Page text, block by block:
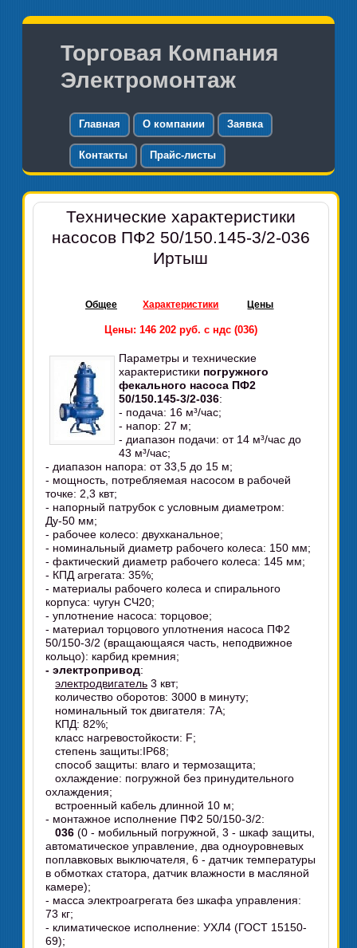
Торговая Компания
Электромонтаж
Главная О компании Заявка
Контакты Прайс-листы
Технические характеристики
насосов ПФ2 50/150.145-3/2-036
Иртыш
Общее Характеристики Цены
Цены: 146 202 руб. с ндс (036)
Параметры и технические
характеристики погружного
фекального насоса ПФ2
50/150.145-3/2-036:
- подача: 16 м³/час;
- напор: 27 м;
- диапазон подачи: от 14 м³/час до
43 м³/час;
- диапазон напора: от 33,5 до 15 м;
- мощность, потребляемая насосом в рабочей
точке: 2,3 квт;
- напорный патрубок с условным диаметром:
Ду-50 мм;
- рабочее колесо: двухканальное;
- номинальный диаметр рабочего колеса: 150 мм;
- фактический диаметр рабочего колеса: 145 мм;
- КПД агрегата: 35%;
- материалы рабочего колеса и спирального
корпуса: чугун СЧ20;
- уплотнение насоса: торцовое;
- материал торцового уплотнения насоса ПФ2
50/150-3/2 (вращающаяся часть, неподвижное
кольцо): карбид кремния;
- электропривод:
электродвигатель 3 квт;
количество оборотов: 3000 в минуту;
номинальный ток двигателя: 7А;
КПД: 82%;
класс нагревостойкости: F;
степень защиты:IP68;
способ защиты: влаго и термозащита;
охлаждение: погружной без принудительного
охлаждения;
встроенный кабель длинной 10 м;
- монтажное исполнение ПФ2 50/150-3/2:
036 (0 - мобильный погружной, 3 - шкаф защиты,
автоматическое управление, два одноуровневых
поплавковых выключателя, 6 - датчик температуры
в обмотках статора, датчик влажности в масляной
камере);
- масса электроагрегата без шкафа управления:
73 кг;
- климатическое исполнение: УХЛ4 (ГОСТ 15150-
69);